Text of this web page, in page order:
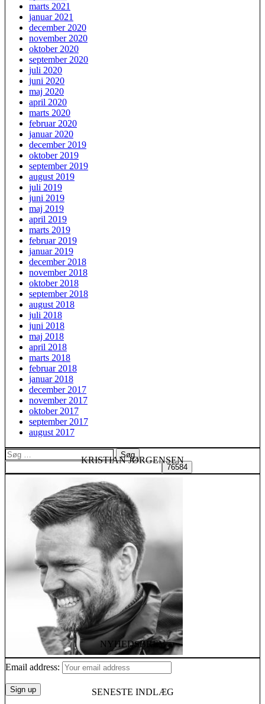
marts 2021
januar 2021
december 2020
november 2020
oktober 2020
september 2020
juli 2020
juni 2020
maj 2020
april 2020
marts 2020
februar 2020
januar 2020
december 2019
oktober 2019
september 2019
august 2019
juli 2019
juni 2019
maj 2019
april 2019
marts 2019
februar 2019
januar 2019
december 2018
november 2018
oktober 2018
september 2018
august 2018
juli 2018
juni 2018
maj 2018
april 2018
marts 2018
februar 2018
januar 2018
december 2017
november 2017
oktober 2017
september 2017
august 2017
Søg
efter:
KRISTIAN JØRGENSEN
NYHEDSBREV
Email address:
SENESTE INDLÆG